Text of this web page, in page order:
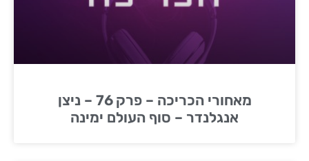
מאחורי הכריכה – פרק 76 – ניצן
אנגלנדר – סוף העולם ימינה